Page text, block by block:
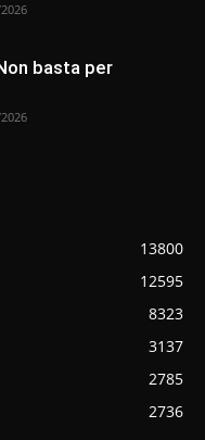
basta per
13800
12595
8323
3137
2785
2736